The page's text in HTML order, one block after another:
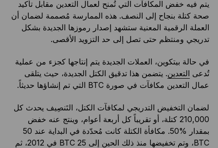
يتم فيه خفض المكافآت التي تُمنح لعمال التعدين مقابل تأكيد
صحة كتلة بنجاح إلى النصف. هذه الممارسة مُصممة لضمان أن
العملة الرقمية المعنية ستشهد إصدار رموزها الجديدة بشكل
تدريجي ومنتظم حتى تصل إلى حد التزويد الأقصى.
في حالة بيتكوين، العملات الجديدة يتم إنتاجها كجزء من عملية
تُدعى التعدين. يتضمن هذا تدقيق الكتل الجديدة، حيث يتلقى
عمال التعدين مكافآت في صورة BTC التي تم إنشاؤها حديثاً.
لضمان التخفيض التدريجي لمكافآت الكتل، التَنصِيف يحدث كل
210,000 كتلة، أو تقريباً كل أربعة أعوام، وينتج عنه خفض
بمقدار %50. مكافأة الكتلة كانت مُحدّدة في البداية عند 50
BTC، وتم تخفيضها منذ ذلك الحين إلى 25 BTC في 2012، ثم